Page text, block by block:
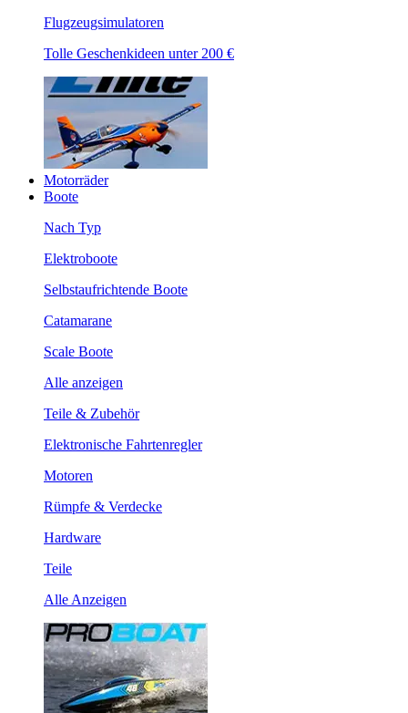
Flugzeugsimulatoren
Tolle Geschenkideen unter 200 €
Motorräder
Boote
Nach Typ
Elektroboote
Selbstaufrichtende Boote
Catamarane
Scale Boote
Alle anzeigen
Teile & Zubehör
Elektronische Fahrtenregler
Motoren
Rümpfe & Verdecke
Hardware
Teile
Alle Anzeigen